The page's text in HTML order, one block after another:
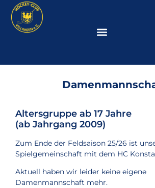
Altersgruppe ab 17 Jahre
(ab Jahrgang 2009)
Zum Ende der Feldsaison 25/26 ist
Spielgemeinschaft mit dem HC
Aktuell haben wir leider keine eigene
Damenmannschaft mehr.